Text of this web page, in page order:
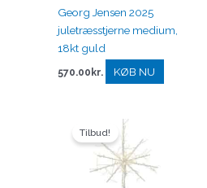
Georg Jensen 2025
juletræsstjerne medium,
18kt guld
570.00 kr. KØB NU
Tilbud!oprindelige
pris
var:
349.95kr..249.95kr..